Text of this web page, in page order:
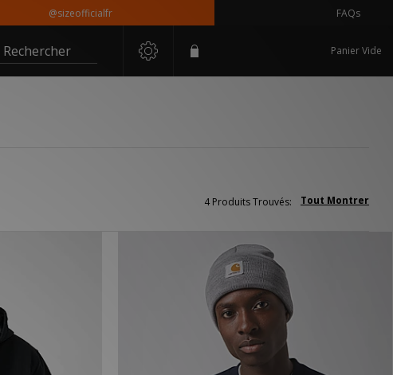
@sizeofficialfr FAQs
Rechercher Panier Vide
Tout Montrer
4 Produits Trouvés: